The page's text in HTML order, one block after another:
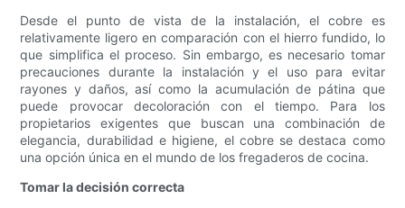
Desde el punto de vista de la instalación, el cobre es
relativamente ligero en comparación con el hierro fundido, lo
que simplifica el proceso. Sin embargo, es necesario tomar
precauciones durante la instalación y el uso para evitar
rayones y daños, así como la acumulación de pátina que
puede provocar decoloración con el tiempo. Para los
propietarios exigentes que buscan una combinación de
elegancia, durabilidad e higiene, el cobre se destaca como
una opción única en el mundo de los fregaderos de cocina.
Tomar la decisión correcta